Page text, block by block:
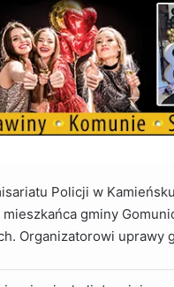
Policji w
gminy
Organizatorowi uprawy